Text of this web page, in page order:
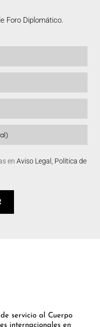
Foro Diplomático.
en Aviso Legal, Política de
servicio al Cuerpo
internacionales en